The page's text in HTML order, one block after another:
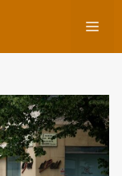
メ
ュ